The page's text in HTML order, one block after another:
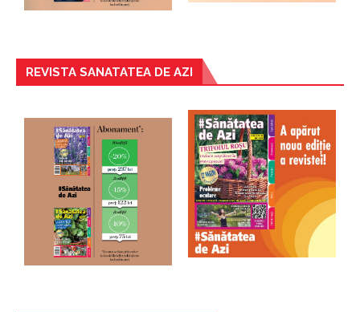
REVISTA SANATATEA DE AZI